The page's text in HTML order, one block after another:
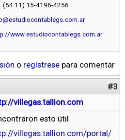
(54 11) 15-4196-4256
www.estudiocontablegs.com.ar
o regístrese para comentar
#3
villegas.tallion.com
esto útil
villegas.tallion.com/portal/